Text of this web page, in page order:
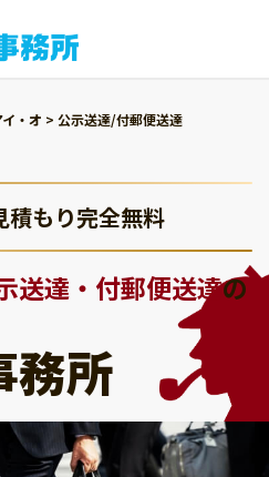
・オ > 公示送達/付郵便送達
積もり完全無料
送達・付郵便送達の
務所